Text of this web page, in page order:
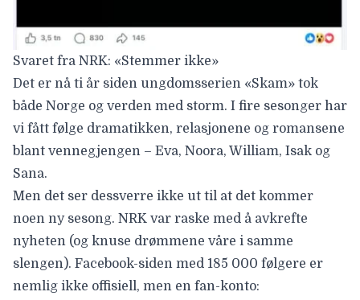
Svaret fra NRK: «Stemmer ikke»
Det er nå ti år siden ungdomsserien «Skam» tok
både Norge og verden med storm. I fire sesonger har
vi fått følge dramatikken, relasjonene og romansene
blant vennegjengen – Eva, Noora, William, Isak og
Sana.
Men det ser dessverre ikke ut til at det kommer
noen ny sesong. NRK var raske med å avkrefte
nyheten (og knuse drømmene våre i samme
slengen). Facebook-siden med 185 000 følgere er
nemlig ikke offisiell, men en fan-konto: